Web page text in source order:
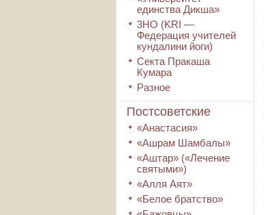
единства Дикша»
3HO (KRI ―
Федерация учителей
кундалини йоги)
Секта Пракаша
Кумара
Разное
Постсоветские
«Анастасия»
«Ашрам Шамбалы»
«Аштар» («Лечение
святыми»)
«Алля Аят»
«Белое братство»